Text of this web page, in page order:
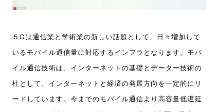
５Gは通信業と学術業の新しい話題として、日々増加して
いるモバイル通信量に対応するインフラとなります。モバ
イル通信技術は、インターネットの基礎とデーター技術の
柱として、インターネットと経済の発展方向を一定的にリ
ードしています。今までのモバイル通信より高容量低遅延